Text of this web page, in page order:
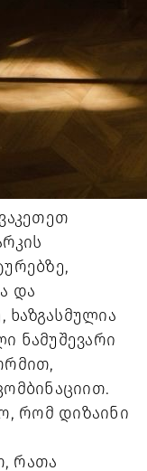
და
ხაზგასმულია
ნამუშევარი
რომ დიზაინი
რათა